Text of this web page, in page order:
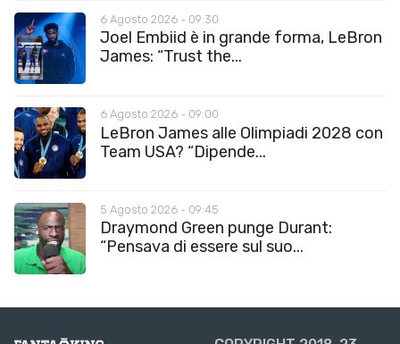
6 Agosto 2026 - 09:30
Joel Embiid è in grande forma, LeBron
James: “Trust the...
6 Agosto 2026 - 09:00
LeBron James alle Olimpiadi 2028 con
Team USA? “Dipende...
5 Agosto 2026 - 09:45
Draymond Green punge Durant:
“Pensava di essere sul suo...